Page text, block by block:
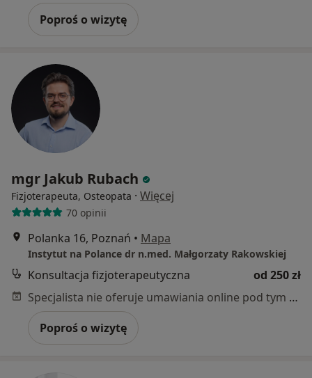
Poproś o wizytę
mgr Jakub Rubach
Fizjoterapeuta, Osteopata · Więcej
70 opinii
Polanka 16, Poznań • Mapa
Instytut na Polance dr n.med. Małgorzaty Rakowskiej
Konsultacja fizjoterapeutyczna
od 250 zł
Specjalista nie oferuje umawiania online pod tym adresem.
Poproś o wizytę